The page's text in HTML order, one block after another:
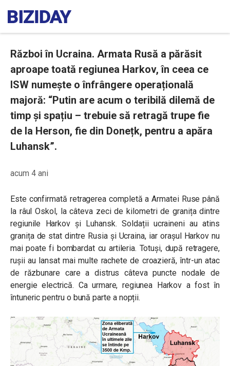
Război în Ucraina. Armata Rusă a părăsit
aproape toată regiunea Harkov, în ceea ce
ISW numește o înfrângere operațională
majoră: “Putin are acum o teribilă dilemă de
timp și spațiu – trebuie să retragă trupe fie
de la Herson, fie din Donețk, pentru a apăra
Luhansk”.
acum 4 ani
Este confirmată retragerea completă a Armatei Ruse până
la râul Oskol, la câteva zeci de kilometri de granița dintre
regiunile Harkov și Luhansk. Soldații ucraineni au atins
granița de stat dintre Rusia și Ucraina, iar orașul Harkov nu
mai poate fi bombardat cu artileria. Totuși, după retragere,
rușii au lansat mai multe rachete de croazieră, într-un atac
de răzbunare care a distrus câteva puncte nodale de
energie electrică. Ca urmare, regiunea Harkov a fost în
întuneric pentru o bună parte a nopții.